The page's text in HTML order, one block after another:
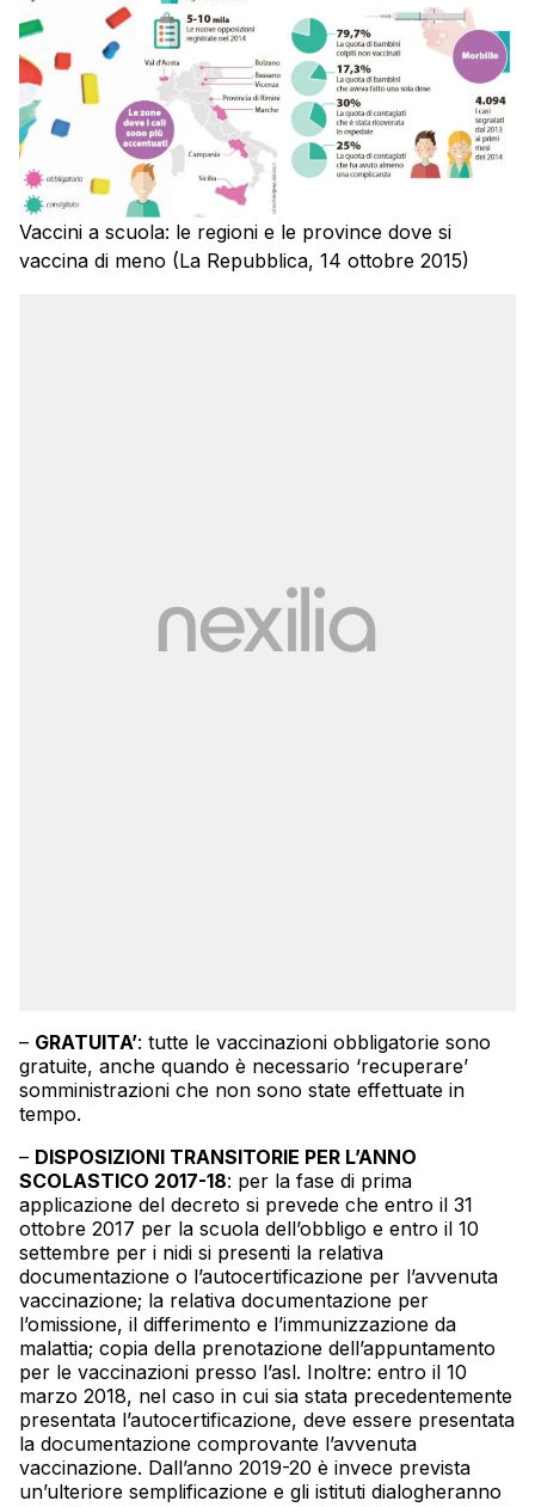
Vaccini a scuola: le regioni e le province dove si
vaccina di meno (La Repubblica, 14 ottobre 2015)
– GRATUITA’: tutte le vaccinazioni obbligatorie sono
gratuite, anche quando è necessario ‘recuperare’
somministrazioni che non sono state effettuate in
tempo.
– DISPOSIZIONI TRANSITORIE PER L’ANNO
SCOLASTICO 2017-18: per la fase di prima
applicazione del decreto si prevede che entro il 31
ottobre 2017 per la scuola dell’obbligo e entro il 10
settembre per i nidi si presenti la relativa
documentazione o l’autocertificazione per l’avvenuta
vaccinazione; la relativa documentazione per
l’omissione, il differimento e l’immunizzazione da
malattia; copia della prenotazione dell’appuntamento
per le vaccinazioni presso l’asl. Inoltre: entro il 10
marzo 2018, nel caso in cui sia stata precedentemente
presentata l’autocertificazione, deve essere presentata
la documentazione comprovante l’avvenuta
vaccinazione. Dall’anno 2019-20 è invece prevista
un’ulteriore semplificazione e gli istituti dialogheranno